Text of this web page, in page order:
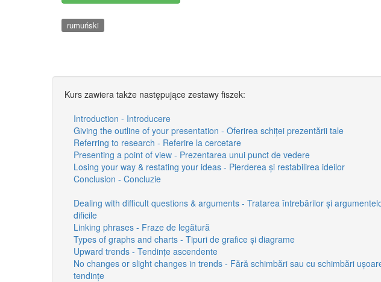
rumuński
Kurs zawiera także następujące zestawy fiszek:
Introduction - Introducere
Giving the outline of your presentation - Oferirea schiței prezentării tale
Referring to research - Referire la cercetare
Presenting a point of view - Prezentarea unui punct de vedere
Losing your way & restating your ideas - Pierderea și restabilirea ideilor
Conclusion - Concluzie
Dealing with difficult questions & arguments - Tratarea întrebărilor și
dificile
Linking phrases - Fraze de legătură
Types of graphs and charts - Tipuri de grafice și diagrame
Upward trends - Tendințe ascendente
No changes or slight changes in trends - Fără schimbări sau cu schimbări
tendințe